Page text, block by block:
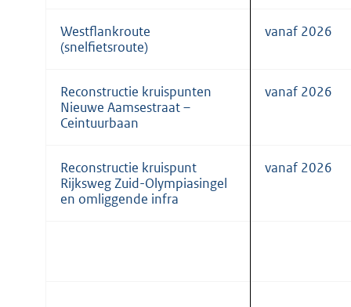
Westflankroute
(snelfietsroute)
vanaf 2026
Reconstructie kruispunten
Nieuwe Aamsestraat –
Ceintuurbaan
vanaf 2026
Reconstructie kruispunt
Rijksweg Zuid-Olympiasingel
en omliggende infra
vanaf 2026